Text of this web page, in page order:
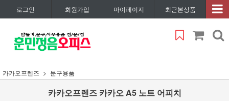
로그인 회원가입 마이페이지 최근본상품
카카오프렌즈 문구용품
카카오프렌즈 카카오 A5 노트 어피치